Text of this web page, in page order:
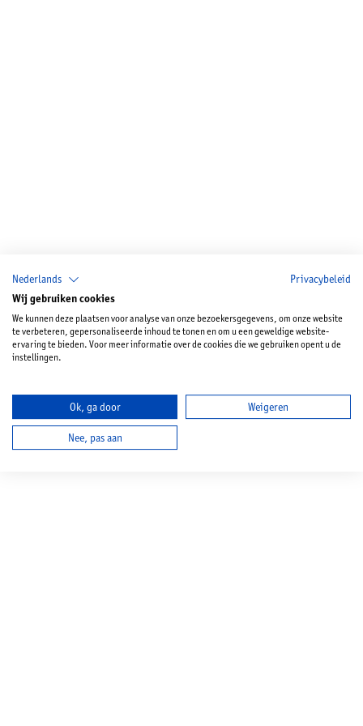
Nederlands Privacybeleid
Wij gebruiken cookies
We kunnen deze plaatsen voor analyse van onze bezoekersgegevens, om onze website
te verbeteren, gepersonaliseerde inhoud te tonen en om u een geweldige website-
ervaring te bieden. Voor meer informatie over de cookies die we gebruiken opent u de
instellingen.
Ok, ga door Weigeren
Nee, pas aan